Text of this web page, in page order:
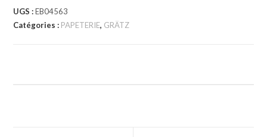
UGS :EB04563
Catégories : PAPETERIE, GRÄTZ